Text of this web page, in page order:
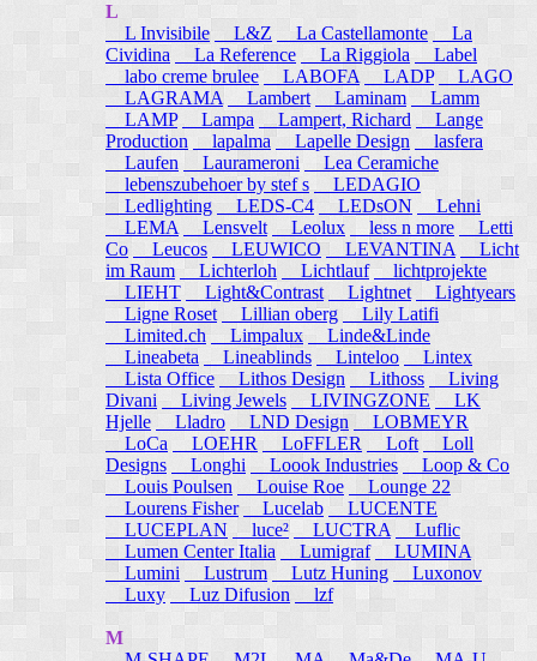
L
L Invisibile
L&Z La Castellamonte
La
Cividina
La Reference La Riggiola
Label
labo creme brulee
LABOFA LADP
LAGO
LAGRAMA
Lambert Laminam
Lamm
LAMP
Lampa Lampert, Richard
Lange
Production
lapalma Lapelle Design
lasfera
Laufen
Laurameroni
Lea Ceramiche
lebenszubehoer by stef s
LEDAGIO
Ledlighting
LEDS-C4 LEDsON
Lehni
LEMA
Lensvelt Leolux less n more
Letti
Co
Leucos LEUWICO LEVANTINA
Licht
im Raum
Lichterloh Lichtlauf lichtprojekte
LIEHT
Light&Contrast Lightnet
Lightyears
Ligne Roset
Lillian oberg
Lily Latifi
Limited.ch
Limpalux
Linde&Linde
Lineabeta
Lineablinds Linteloo
Lintex
Lista Office Lithos Design Lithoss
Living
Divani
Living Jewels LIVINGZONE
LK
Hjelle
Lladro LND Design
LOBMEYR
LoCa
LOEHR LoFFLER Loft
Loll
Designs
Longhi Loook Industries
Loop & Co
Louis Poulsen
Louise Roe
Lounge 22
Lourens Fisher
Lucelab
LUCENTE
LUCEPLAN
luce² LUCTRA
Luflic
Lumen Center Italia
Lumigraf
LUMINA
Lumini
Lustrum Lutz Huning
Luxonov
Luxy
Luz Difusion lzf
M